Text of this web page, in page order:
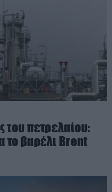
του πετρελαίου:
το βαρέλι Brent